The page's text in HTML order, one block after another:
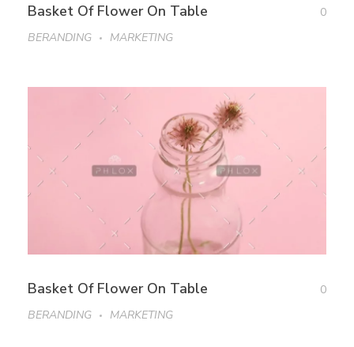
Basket Of Flower On Table
0
BERANDING
MARKETING
Basket Of Flower On Table
0
BERANDING
MARKETING